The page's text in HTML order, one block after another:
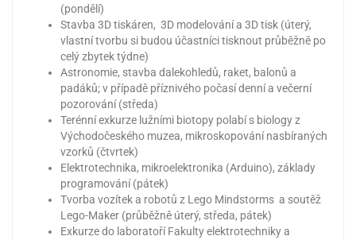
(pondělí)
Stavba 3D tiskáren, 3D modelování a 3D tisk (úterý,
vlastní tvorbu si budou účastníci tisknout průběžně po
celý zbytek týdne)
Astronomie, stavba dalekohledů, raket, balonů a
padáků; v případě příznivého počasí denní a večerní
pozorování (středa)
Terénní exkurze lužními biotopy polabí s biology z
Východočeského muzea, mikroskopování nasbíraných
vzorků (čtvrtek)
Elektrotechnika, mikroelektronika (Arduino), základy
programování (pátek)
Tvorba vozítek a robotů z Lego Mindstorms a soutěž
Lego-Maker (průběžně úterý, středa, pátek)
Exkurze do laboratoří Fakulty elektrotechniky a